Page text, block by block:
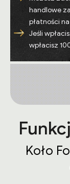
handlowe
płatności
Jeśli
wpłacisz
Koło